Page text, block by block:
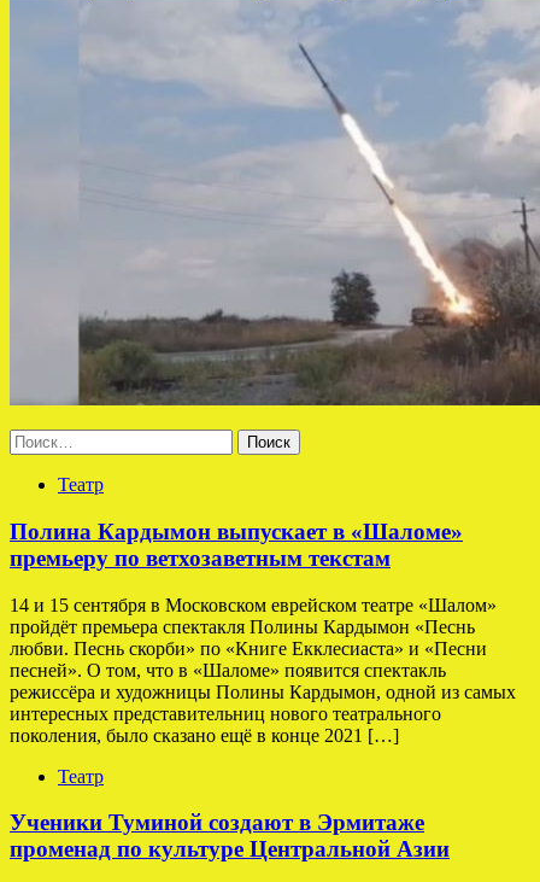
Найти:
Театр
Полина Кардымон выпускает в «Шаломе»
премьеру по ветхозаветным текстам
14 и 15 сентября в Московском еврейском театре «Шалом»
пройдёт премьера спектакля Полины Кардымон «Песнь
любви. Песнь скорби» по «Книге Екклесиаста» и «Песни
песней». О том, что в «Шаломе» появится спектакль
режиссёра и художницы Полины Кардымон, одной из самых
интересных представительниц нового театрального
поколения, было сказано ещё в конце 2021 […]
Театр
Ученики Туминой создают в Эрмитаже
променад по культуре Центральной Азии